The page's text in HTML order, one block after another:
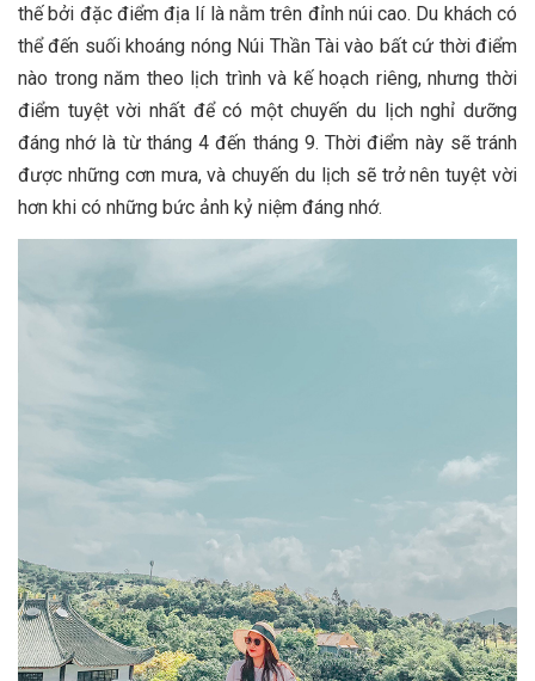
thế bởi đặc điểm địa lí là nằm trên đỉnh núi cao. Du khách có
thể đến suối khoáng nóng Núi Thần Tài vào bất cứ thời điểm
nào trong năm theo lịch trình và kế hoạch riêng, nhưng thời
điểm tuyệt vời nhất để có một chuyến du lịch nghỉ dưỡng
đáng nhớ là từ tháng 4 đến tháng 9. Thời điểm này sẽ tránh
được những cơn mưa, và chuyến du lịch sẽ trở nên tuyệt vời
hơn khi có những bức ảnh kỷ niệm đáng nhớ.